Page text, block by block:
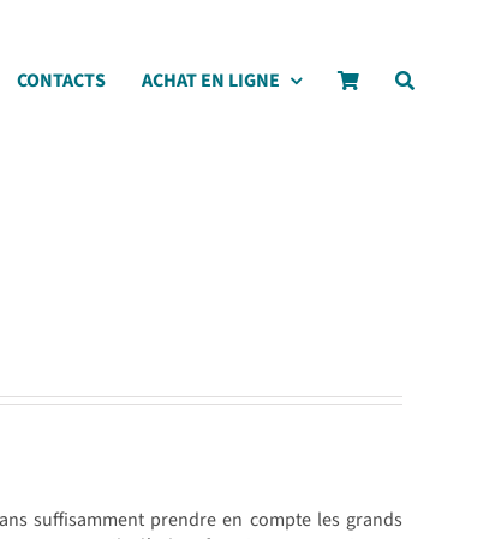
CONTACTS ACHAT EN LIGNE
suffisamment prendre en compte les grands